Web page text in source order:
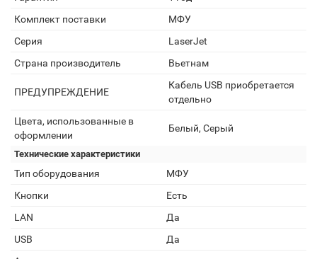
Комплект поставки
МФУ
Серия
LaserJet
Страна производитель
Вьетнам
ПРЕДУПРЕЖДЕНИЕ
Кабель USB приобретается
отдельно
Цвета, использованные в
оформлении
Белый, Серый
Технические характеристики
Тип оборудования
МФУ
Кнопки
Есть
LAN
Да
USB
Да